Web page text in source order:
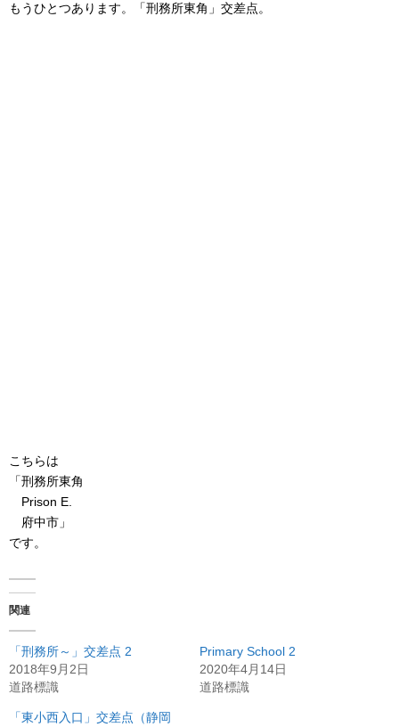
もうひとつあります。「刑務所東角」交差点。
こちらは
「刑務所東角
Prison E.
府中市」
です。
関連
「刑務所～」交差点 2
2018年9月2日
道路標識
Primary School 2
2020年4月14日
道路標識
「東小西入口」交差点（静岡